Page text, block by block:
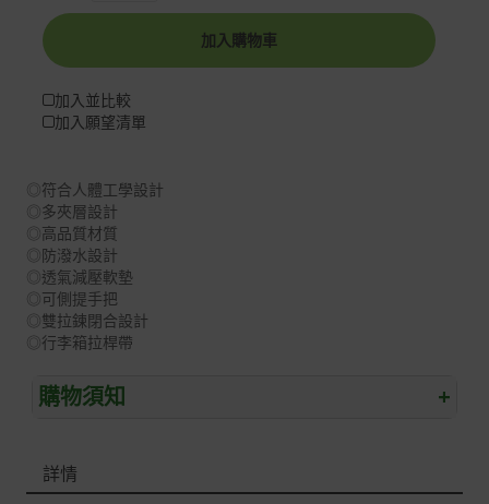
◎符合人體工學設計
◎多夾層設計
◎高品質材質
◎防潑水設計
◎透氣減壓軟墊
◎可側提手把
◎雙拉鍊閉合設計
◎行李箱拉桿帶
購物須知 +
本網站消費者享有商品到貨七天鑑賞期之權益(鑑賞期並非
加入購物車
加入並比較
加入願望清單
詳情